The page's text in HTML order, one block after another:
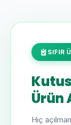
SIFIR
Ürün
Hiç